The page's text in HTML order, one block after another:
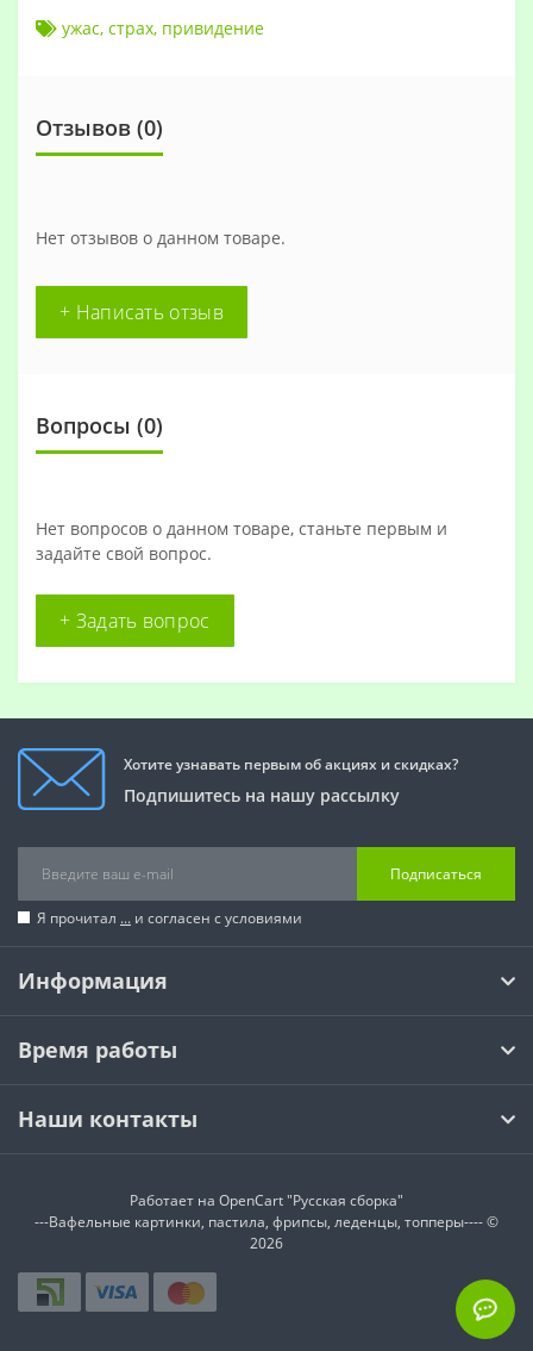
ужас, страх, привидение
Отзывов (0)
Нет отзывов о данном товаре.
+ Написать отзыв
Вопросы (0)
Нет вопросов о данном товаре, станьте первым и
задайте свой вопрос.
+ Задать вопрос
Хотите узнавать первым об акциях и скидках?
Подпишитесь на нашу рассылку
Подписаться
Я прочитал ... и согласен с условиями
Информация
Время работы
Наши контакты
Работает на OpenCart "Русская сборка"
---Вафельные картинки, пастила, фрипсы, леденцы, топперы---- ©
2026